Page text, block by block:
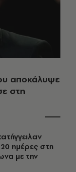
αποκάλυψε
στη
ημέρες στη
με την